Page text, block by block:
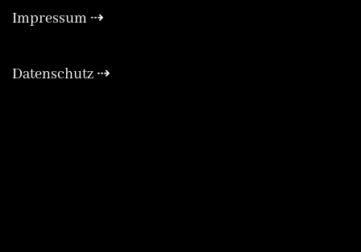
Impressum ⇢
Datenschutz ⇢